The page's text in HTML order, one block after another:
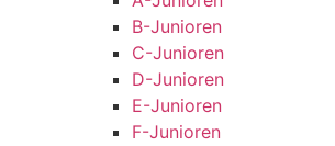
B-Junioren
C-Junioren
D-Junioren
E-Junioren
F-Junioren